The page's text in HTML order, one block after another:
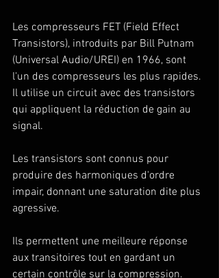
Les compresseurs FET (Field Effect
Transistors), introduits par Bill Putnam
(Universal Audio/UREI) en 1966, sont
l'un des compresseurs les plus rapides.
Il utilise un circuit avec des transistors
qui appliquent la réduction de gain au
signal.
Les transistors sont connus pour
produire des harmoniques d'ordre
impair, donnant une saturation dite plus
agressive.
Ils permettent une meilleure réponse
aux transitoires tout en gardant un
certain contrôle sur la compression.